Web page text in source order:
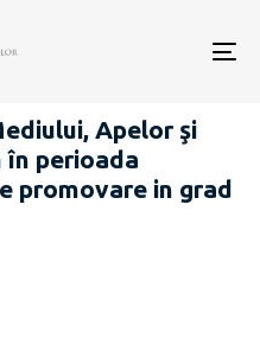
Apelor şi
în perioada
promovare in grad